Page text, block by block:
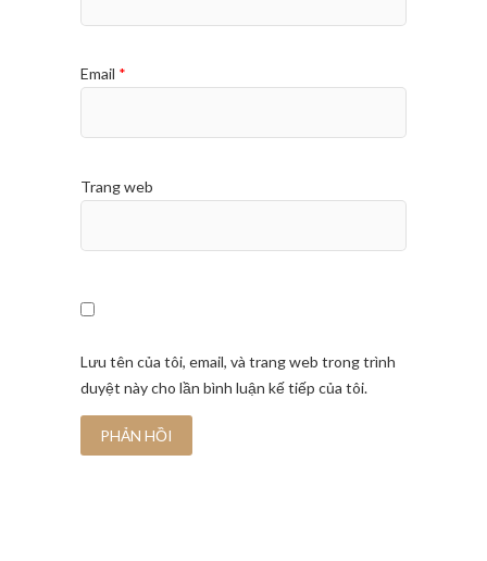
Email *
Trang web
Lưu tên của tôi, email, và trang web trong trình
duyệt này cho lần bình luận kế tiếp của tôi.